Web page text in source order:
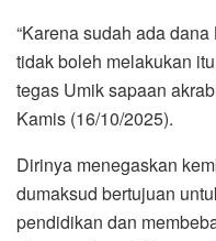
“Karena sudah ada
tidak boleh melakukan
tegas Umik sapaan
Kamis (16/10/2025).
Dirinya menegaskan
dumaksud bertujuan
pendidikan dan